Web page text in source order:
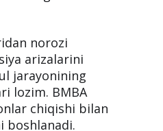
etgan bo‘lishi kerak.
bo‘lishi
norozi
arizalarini
jarayonining